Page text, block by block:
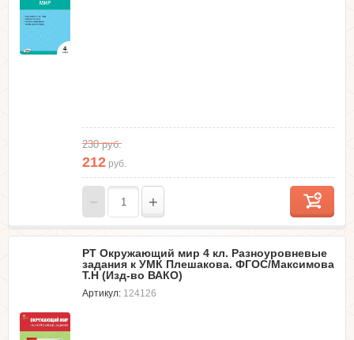
230руб.
212 руб.
− +
РТ Окружающий мир 4 кл. Разноуровневые
задания к УМК Плешакова. ФГОС/Максимова
Т.Н (Изд-во ВАКО)
Артикул: 124126